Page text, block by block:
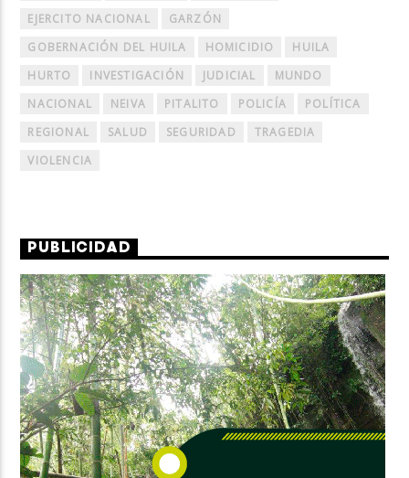
EJERCITO NACIONAL
GARZÓN
GOBERNACIÓN DEL HUILA
HOMICIDIO
HUILA
HURTO
INVESTIGACIÓN JUDICIAL
MUNDO
NACIONAL
NEIVA PITALITO POLICÍA
POLÍTICA
REGIONAL
SALUD SEGURIDAD
TRAGEDIA
VIOLENCIA
PUBLICIDAD